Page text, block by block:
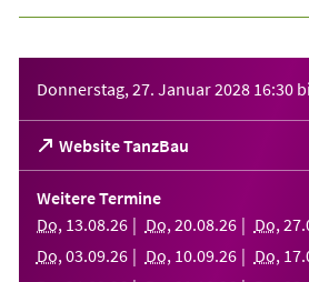
Donnerstag, 27. Januar 2028 16:30
Website TanzBau
(Öffnet
in
einem
neuen
Tab)
Weitere Termine
Do, 13.08.26 Do, 20.08.26 Do, 27.
Do, 03.09.26 Do, 10.09.26 Do, 17.